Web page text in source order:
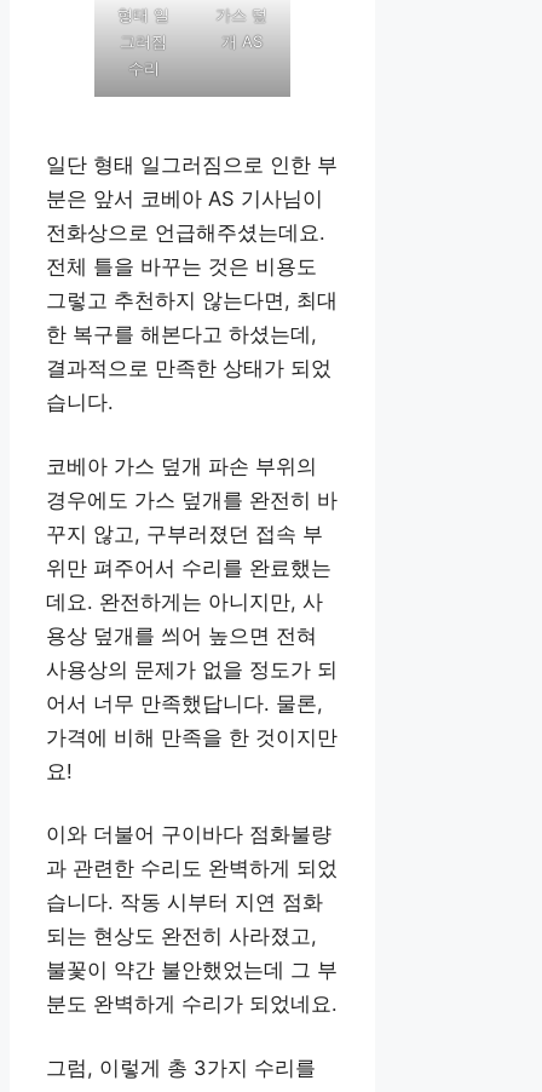
형태 일
그러짐
수리
가스 덮
개 AS
일단 형태 일그러짐으로 인한 부
분은 앞서 코베아 AS 기사님이
전화상으로 언급해주셨는데요.
전체 틀을 바꾸는 것은 비용도
그렇고 추천하지 않는다면, 최대
한 복구를 해본다고 하셨는데,
결과적으로 만족한 상태가 되었
습니다.
코베아 가스 덮개 파손 부위의
경우에도 가스 덮개를 완전히 바
꾸지 않고, 구부러졌던 접속 부
위만 펴주어서 수리를 완료했는
데요. 완전하게는 아니지만, 사
용상 덮개를 씌어 높으면 전혀
사용상의 문제가 없을 정도가 되
어서 너무 만족했답니다. 물론,
가격에 비해 만족을 한 것이지만
요!
이와 더불어 구이바다 점화불량
과 관련한 수리도 완벽하게 되었
습니다. 작동 시부터 지연 점화
되는 현상도 완전히 사라졌고,
불꽃이 약간 불안했었는데 그 부
분도 완벽하게 수리가 되었네요.
그럼, 이렇게 총 3가지 수리를